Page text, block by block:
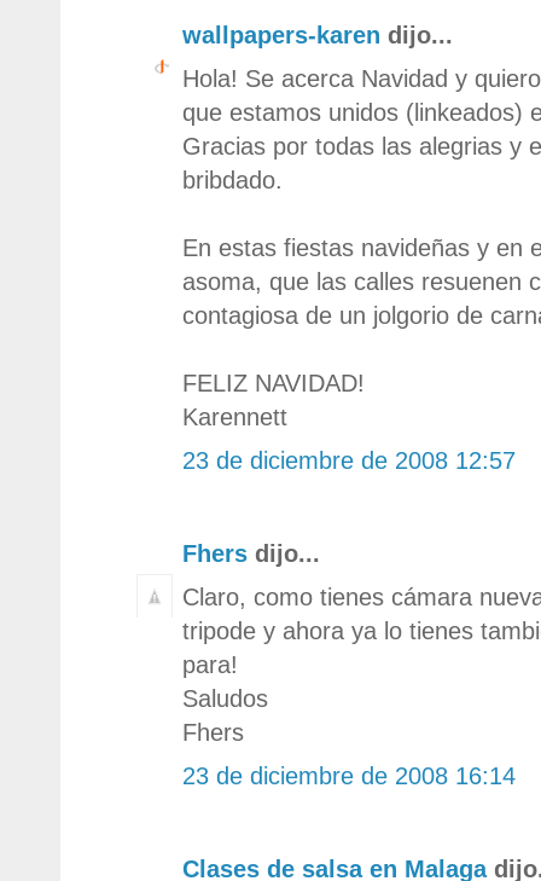
wallpapers-karen dijo...
Hola! Se acerca Navidad y
que estamos unidos (linkeados)
Gracias por todas las alegrias y
bribdado.
En estas fiestas navideñas y en
asoma, que las calles resuenen
contagiosa de un jolgorio de
FELIZ NAVIDAD!
Karennett
23 de diciembre de 2008 12:57
Fhers dijo...
Claro, como tienes cámara
tripode y ahora ya lo tienes
para!
Saludos
Fhers
23 de diciembre de 2008 16:14
Clases de salsa en Malaga